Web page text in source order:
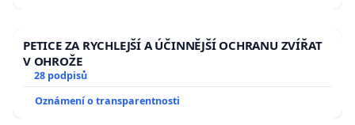
PETICE ZA RYCHLEJŠÍ A ÚČINNĚJŠÍ OCHRANU ZVÍŘAT
V OHROŽE
28 podpisů
Oznámení o transparentnosti